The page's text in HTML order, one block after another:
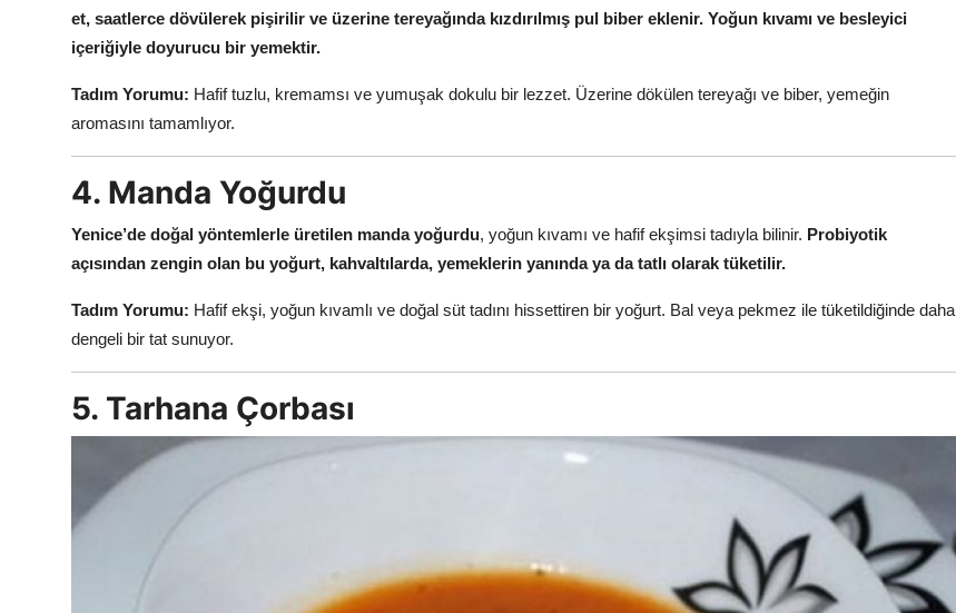
et, saatlerce dövülerek pişirilir ve üzerine tereyağında kızdırılmış pul biber eklenir. Yoğun kıvamı ve besleyici
içeriğiyle doyurucu bir yemektir.
Tadım Yorumu: Hafif tuzlu, kremamsı ve yumuşak dokulu bir lezzet. Üzerine dökülen tereyağı ve biber, yemeğin
aromasını tamamlıyor.
4. Manda Yoğurdu
Yenice’de doğal yöntemlerle üretilen manda yoğurdu, yoğun kıvamı ve hafif ekşimsi tadıyla bilinir. Probiyotik
açısından zengin olan bu yoğurt, kahvaltılarda, yemeklerin yanında ya da tatlı olarak tüketilir.
Tadım Yorumu: Hafif ekşi, yoğun kıvamlı ve doğal süt tadını hissettiren bir yoğurt. Bal veya pekmez ile tüketildiğinde daha
dengeli bir tat sunuyor.
5. Tarhana Çorbası